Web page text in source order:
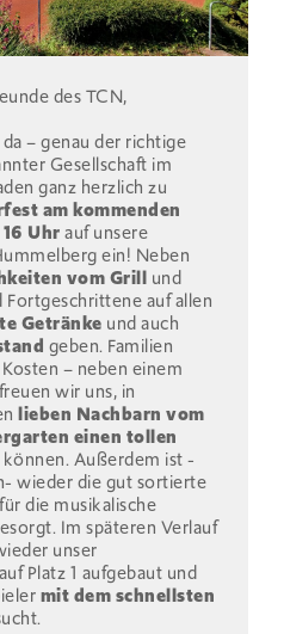
des TCN,
– genau der richtige
Gesellschaft im
ganz herzlich zu
am kommenden
16 Uhrauf unsere
ein! Neben
vom Grill und
Fortgeschrittene auf allen
Getränke und auch
geben. Familien
– neben einem
wir uns, in
lieben Nachbarn vom
einen tollen
Außerdem ist -
wieder die gut sortierte
die musikalische
Im späteren Verlauf
unser
auf Platz 1 aufgebaut und
mit dem schnellsten